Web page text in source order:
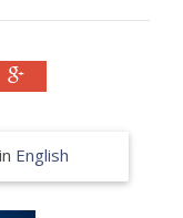
English